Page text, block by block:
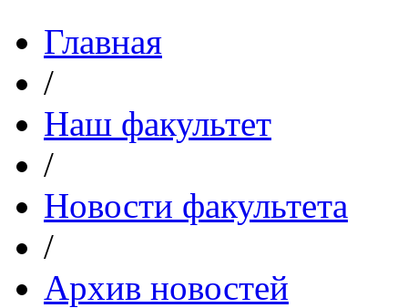
Главная
/
Наш факультет
/
Новости факультета
/
Архив новостей